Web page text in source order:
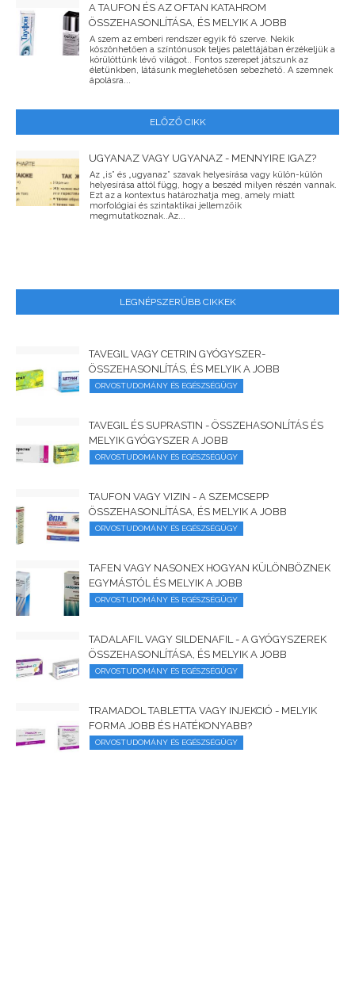
A TAUFON ÉS AZ OFTAN KATAHROM
ÖSSZEHASONLÍTÁSA, ÉS MELYIK A JOBB
A szem az emberi rendszer egyik fő szerve. Nekik
köszönhetően a színtónusok teljes palettájában érzékeljük a
körülöttünk lévő világot.. Fontos szerepet játszunk az
életünkben, látásunk meglehetősen sebezhető. A szemnek
ápolásra...
ELŐZŐ CIKK
UGYANAZ VAGY UGYANAZ - MENNYIRE IGAZ?
Az „is” és „ugyanaz” szavak helyesírása vagy külön-külön
helyesírása attól függ, hogy a beszéd milyen részén vannak.
Ezt az a kontextus határozhatja meg, amely miatt
morfológiai és szintaktikai jellemzőik
megmutatkoznak..Az...
LEGNÉPSZERŰBB CIKKEK
TAVEGIL VAGY CETRIN GYÓGYSZER-
ÖSSZEHASONLÍTÁS, ÉS MELYIK A JOBB
ORVOSTUDOMÁNY ÉS EGÉSZSÉGÜGY
TAVEGIL ÉS SUPRASTIN - ÖSSZEHASONLÍTÁS ÉS
MELYIK GYÓGYSZER A JOBB
ORVOSTUDOMÁNY ÉS EGÉSZSÉGÜGY
TAUFON VAGY VIZIN - A SZEMCSEPP
ÖSSZEHASONLÍTÁSA, ÉS MELYIK A JOBB
ORVOSTUDOMÁNY ÉS EGÉSZSÉGÜGY
TAFEN VAGY NASONEX HOGYAN KÜLÖNBÖZNEK
EGYMÁSTÓL ÉS MELYIK A JOBB
ORVOSTUDOMÁNY ÉS EGÉSZSÉGÜGY
TADALAFIL VAGY SILDENAFIL - A GYÓGYSZEREK
ÖSSZEHASONLÍTÁSA, ÉS MELYIK A JOBB
ORVOSTUDOMÁNY ÉS EGÉSZSÉGÜGY
TRAMADOL TABLETTA VAGY INJEKCIÓ - MELYIK
FORMA JOBB ÉS HATÉKONYABB?
ORVOSTUDOMÁNY ÉS EGÉSZSÉGÜGY